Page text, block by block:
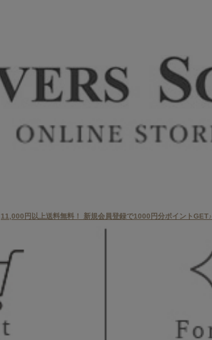
11,000円以上送料無料！ 新規会員登録で1000円分ポイントGET♪